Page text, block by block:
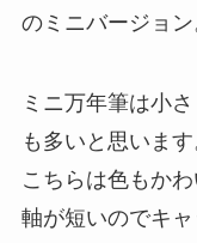
のミニバージョン
ミニ万年筆は小
も多いと思います
こちらは色もかわ
軸が短いのでキ